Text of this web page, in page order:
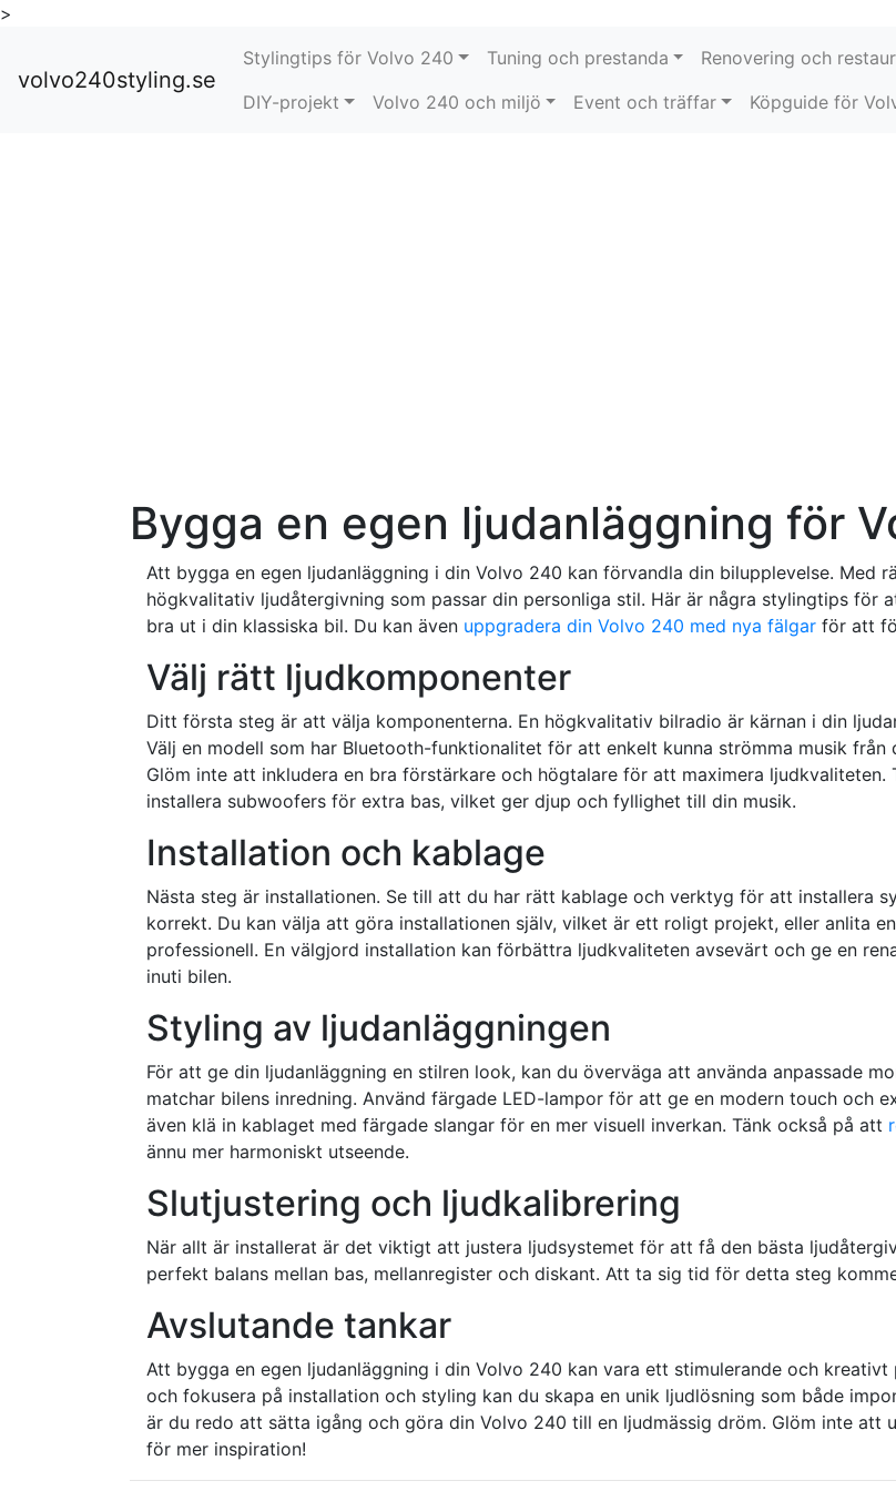
>
volvo240styling.se
Stylingtips för Volvo 240 Tuning och prestanda Renovering och
DIY-projekt
Volvo 240 och miljö Event och träffar Köpguide för
Bygga en egen ljudanläggning för
Att bygga en egen ljudanläggning i din Volvo 240 kan förvandla din bilupplevelse. Med
högkvalitativ ljudåtergivning som passar din personliga stil. Här är några stylingtips för
bra ut i din klassiska bil. Du kan även uppgradera din Volvo 240 med nya fälgar för att
Välj rätt ljudkomponenter
Ditt första steg är att välja komponenterna. En högkvalitativ bilradio är kärnan i din
Välj en modell som har Bluetooth-funktionalitet för att enkelt kunna strömma musik från
Glöm inte att inkludera en bra förstärkare och högtalare för att maximera ljudkvaliteten.
installera subwoofers för extra bas, vilket ger djup och fyllighet till din musik.
Installation och kablage
Nästa steg är installationen. Se till att du har rätt kablage och verktyg för att installera
korrekt. Du kan välja att göra installationen själv, vilket är ett roligt projekt, eller anlita en
professionell. En välgjord installation kan förbättra ljudkvaliteten avsevärt och ge en
inuti bilen.
Styling av ljudanläggningen
För att ge din ljudanläggning en stilren look, kan du överväga att använda anpassade
matchar bilens inredning. Använd färgade LED-lampor för att ge en modern touch och
även klä in kablaget med färgade slangar för en mer visuell inverkan. Tänk också på att
ännu mer harmoniskt utseende.
Slutjustering och ljudkalibrering
När allt är installerat är det viktigt att justera ljudsystemet för att få den bästa
perfekt balans mellan bas, mellanregister och diskant. Att ta sig tid för detta steg
Avslutande tankar
Att bygga en egen ljudanläggning i din Volvo 240 kan vara ett stimulerande och
och fokusera på installation och styling kan du skapa en unik ljudlösning som både
är du redo att sätta igång och göra din Volvo 240 till en ljudmässig dröm. Glöm inte att
för mer inspiration!